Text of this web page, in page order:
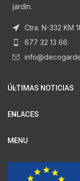
jardín.
Ctra. N-332 KM
677 32 13 66
ÚLTIMAS NOTICIAS
ENLACES
MENU